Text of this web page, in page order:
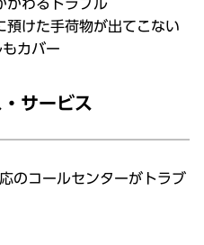
かわるトラブル
預けた手荷物が出てこない
カバー
サービス
のコールセンターがトラブ